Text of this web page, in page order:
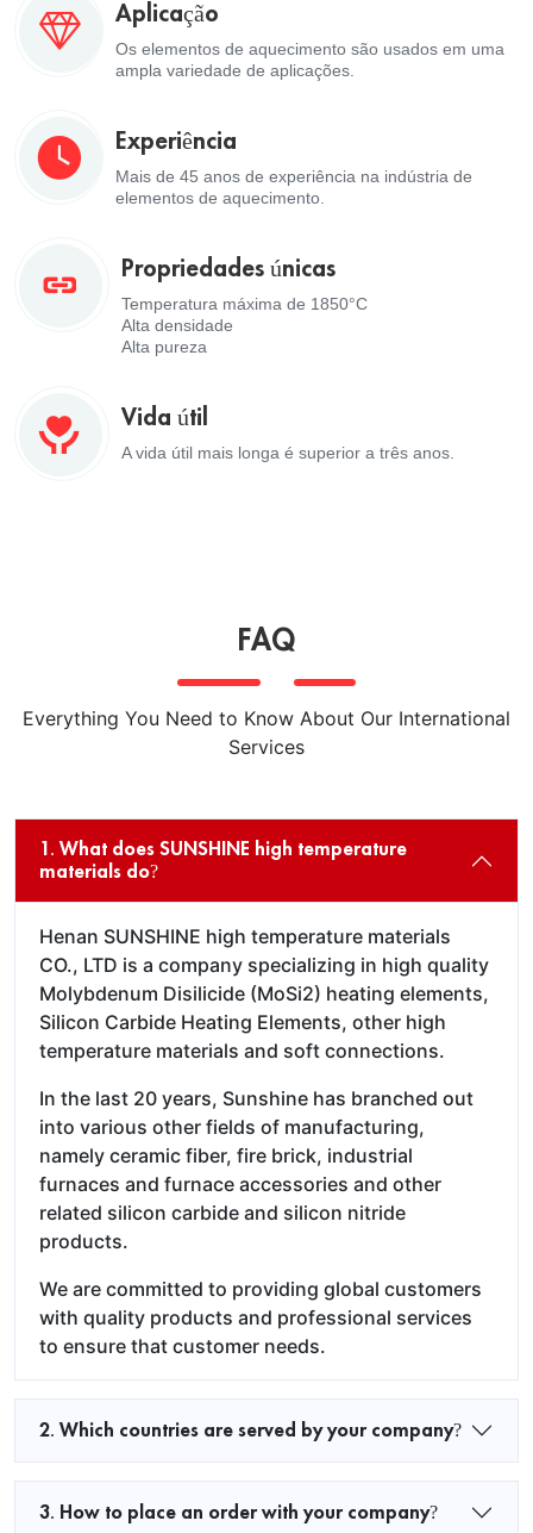
Aplicação
Os elementos de aquecimento são usados em uma
ampla variedade de aplicações.
Experiência
Mais de 45 anos de experiência na indústria de
elementos de aquecimento.
Propriedades únicas
Temperatura máxima de 1850°C
Alta densidade
Alta pureza
Vida útil
A vida útil mais longa é superior a três anos.
FAQ
Everything You Need to Know About Our International
Services
1. What does SUNSHINE high temperature
materials do?
Henan SUNSHINE high temperature materials
CO., LTD is a company specializing in high quality
Molybdenum Disilicide (MoSi2) heating elements,
Silicon Carbide Heating Elements, other high
temperature materials and soft connections.
In the last 20 years, Sunshine has branched out
into various other fields of manufacturing,
namely ceramic fiber, fire brick, industrial
furnaces and furnace accessories and other
related silicon carbide and silicon nitride
products.
We are committed to providing global customers
with quality products and professional services
to ensure that customer needs.
2. Which countries are served by your company?
3. How to place an order with your company?